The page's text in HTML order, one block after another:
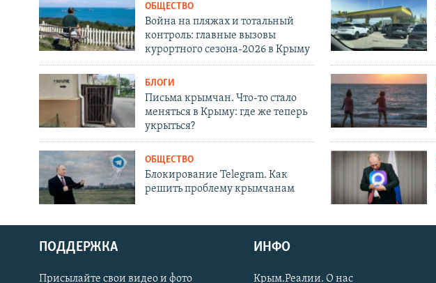
Українською
ОБЩЕСТВО
Война на пляжах и тотальный
контроль: главные вызовы
курортного сезона-2026 в Крыму
БЛОГИ
Письма крымчан. Что-то стало
меняться в Крыму: где же теперь
укрыться?
ОБЩЕСТВО
Блокирование Telegram. Как
решить проблему крымчанам
ПОДДЕРЖКА
Присылайте свои видео и фото
ИНФО
Крым.Реалии. О нас